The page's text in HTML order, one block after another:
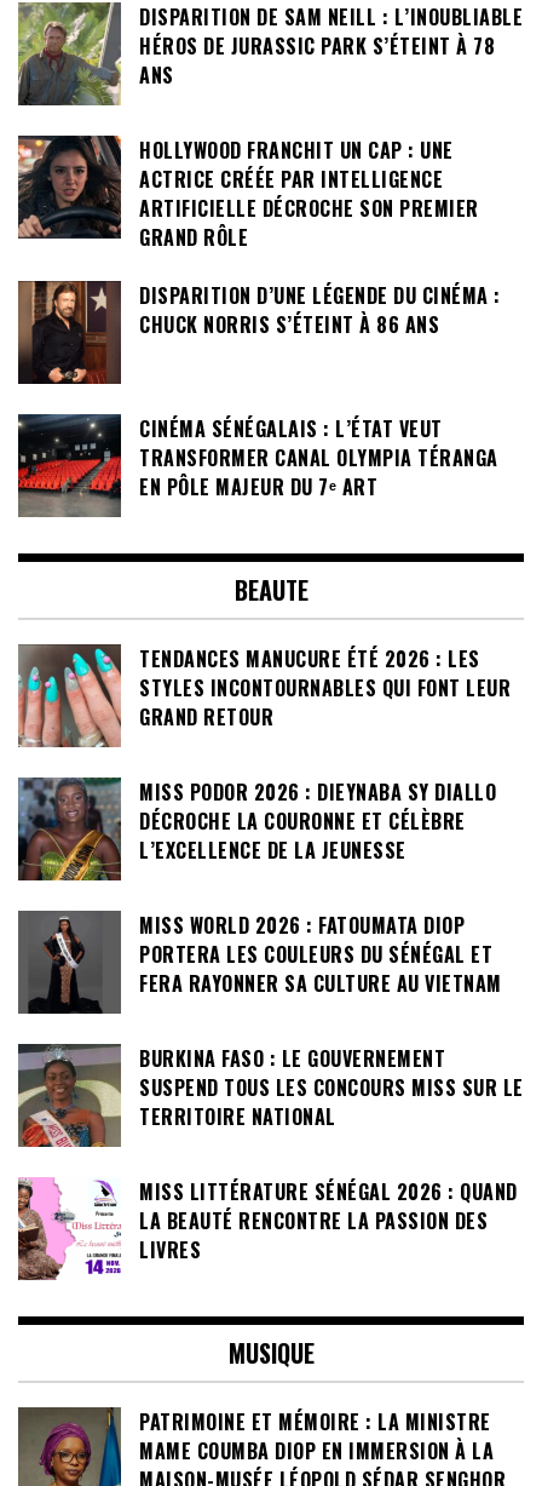
DISPARITION DE SAM NEILL : L’INOUBLIABLE
HÉROS DE JURASSIC PARK S’ÉTEINT À 78
ANS
HOLLYWOOD FRANCHIT UN CAP : UNE
ACTRICE CRÉÉE PAR INTELLIGENCE
ARTIFICIELLE DÉCROCHE SON PREMIER
GRAND RÔLE
DISPARITION D’UNE LÉGENDE DU CINÉMA :
CHUCK NORRIS S’ÉTEINT À 86 ANS
CINÉMA SÉNÉGALAIS : L’ÉTAT VEUT
TRANSFORMER CANAL OLYMPIA TÉRANGA
EN PÔLE MAJEUR DU 7ᵉ ART
BEAUTE
TENDANCES MANUCURE ÉTÉ 2026 : LES
STYLES INCONTOURNABLES QUI FONT LEUR
GRAND RETOUR
MISS PODOR 2026 : DIEYNABA SY DIALLO
DÉCROCHE LA COURONNE ET CÉLÈBRE
L’EXCELLENCE DE LA JEUNESSE
MISS WORLD 2026 : FATOUMATA DIOP
PORTERA LES COULEURS DU SÉNÉGAL ET
FERA RAYONNER SA CULTURE AU VIETNAM
BURKINA FASO : LE GOUVERNEMENT
SUSPEND TOUS LES CONCOURS MISS SUR LE
TERRITOIRE NATIONAL
MISS LITTÉRATURE SÉNÉGAL 2026 : QUAND
LA BEAUTÉ RENCONTRE LA PASSION DES
LIVRES
MUSIQUE
PATRIMOINE ET MÉMOIRE : LA MINISTRE
MAME COUMBA DIOP EN IMMERSION À LA